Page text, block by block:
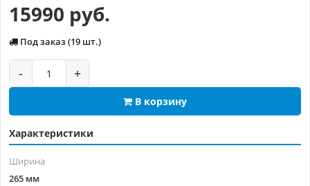
15990 руб.
Под заказ (19 шт.)
- +
В корзину
Характеристики
Ширина
265 мм